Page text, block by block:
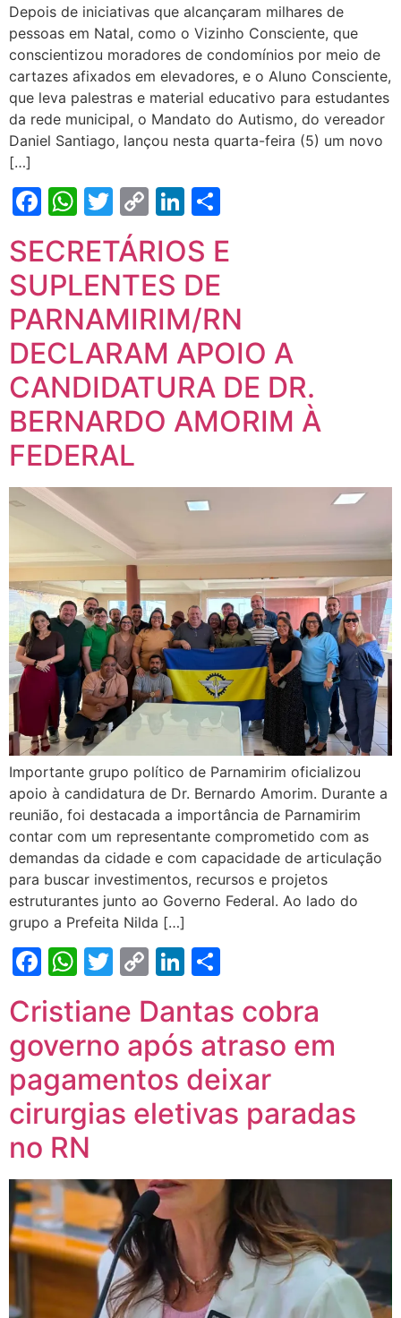
Depois de iniciativas que alcançaram milhares de
pessoas em Natal, como o Vizinho Consciente, que
conscientizou moradores de condomínios por meio de
cartazes afixados em elevadores, e o Aluno Consciente,
que leva palestras e material educativo para estudantes
da rede municipal, o Mandato do Autismo, do vereador
Daniel Santiago, lançou nesta quarta-feira (5) um novo
[…]
Facebook
WhatsApp
Twitter
CopyLinkedIn
SECRETÁRIOS E
SUPLENTES DE
PARNAMIRIM/RN
DECLARAM APOIO A
CANDIDATURA DE DR.
BERNARDO AMORIM À
FEDERAL
Importante grupo político de Parnamirim oficializou
apoio à candidatura de Dr. Bernardo Amorim. Durante a
reunião, foi destacada a importância de Parnamirim
contar com um representante comprometido com as
demandas da cidade e com capacidade de articulação
para buscar investimentos, recursos e projetos
estruturantes junto ao Governo Federal. Ao lado do
grupo a Prefeita Nilda […]
Facebook
WhatsApp
Twitter
CopyLinkedIn
Cristiane Dantas cobra
governo após atraso em
pagamentos deixar
cirurgias eletivas paradas
no RN